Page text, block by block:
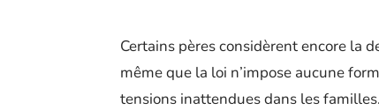
Certains pères considèrent encore la
même que la loi n’impose aucune
tensions inattendues dans les